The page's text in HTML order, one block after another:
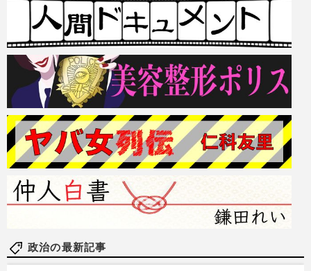
政治の最新記事